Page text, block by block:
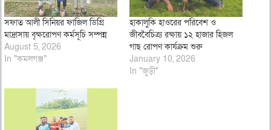
সফাত আলী সিনিয়র ফাজিল ডিগ্রি
মাদ্রাসায় বৃক্ষরোপণ কর্মসূচি সম্পন্ন
August 5, 2026
In "কমলগঞ্জ"
হাকালুকি হাওরের পরিবেশ ও
জীববৈচিত্র্য রক্ষায় ১২ হাজার হিজল
গাছ রোপণ কার্যক্রম শুরু
January 10, 2026
In "জুড়ী"